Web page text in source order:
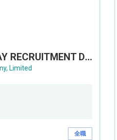
THE REPULSE BAY RECRUITMENT DAY 淺水灣影灣園人才招聘會
Limited
全職